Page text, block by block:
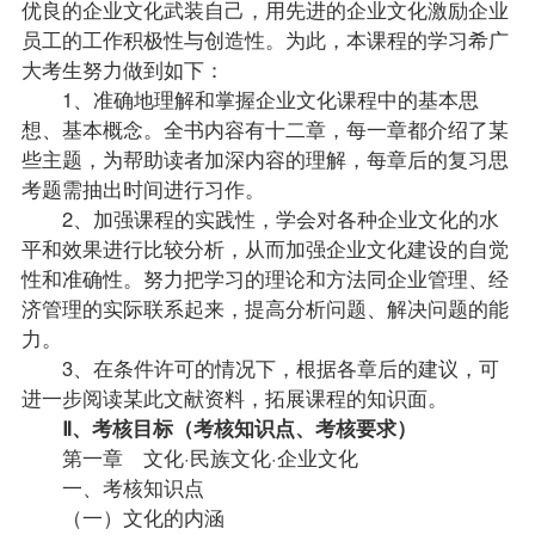
优良的企业文化武装自己，用先进的企业文化激励企业
员工的工作积极性与创造性。为此，本课程的学习希广
大考生努力做到如下：
1、准确地理解和掌握企业文化课程中的基本思
想、基本概念。全书内容有十二章，每一章都介绍了某
些主题，为帮助读者加深内容的理解，每章后的复习思
考题需抽出时间进行习作。
2、加强课程的实践性，学会对各种企业文化的水
平和效果进行比较分析，从而加强企业文化建设的自觉
性和准确性。努力把学习的理论和方法同企业管理、经
济管理的实际联系起来，提高分析问题、解决问题的能
力。
3、在条件许可的情况下，根据各章后的建议，可
进一步阅读某此文献资料，拓展课程的知识面。
Ⅱ、考核目标（考核知识点、考核要求）
第一章 文化·民族文化·企业文化
一、考核知识点
（一）文化的内涵